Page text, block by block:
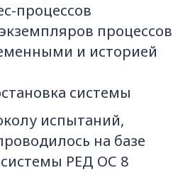
процессов
процессов
и историей
системы
испытаний,
на базе
РЕД ОС 8